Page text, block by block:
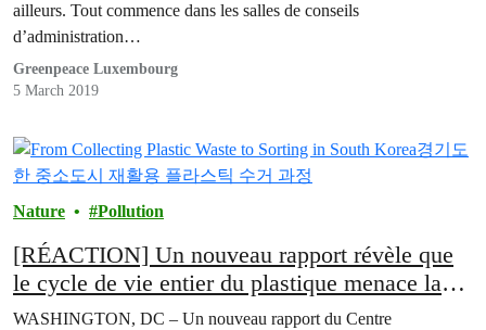
ailleurs. Tout commence dans les salles de conseils
d’administration…
Greenpeace Luxembourg
5 March 2019
Nature Pollution
[RÉACTION] Un nouveau rapport révèle que
le cycle de vie entier du plastique menace la
santé humaine
WASHINGTON, DC – Un nouveau rapport du Centre